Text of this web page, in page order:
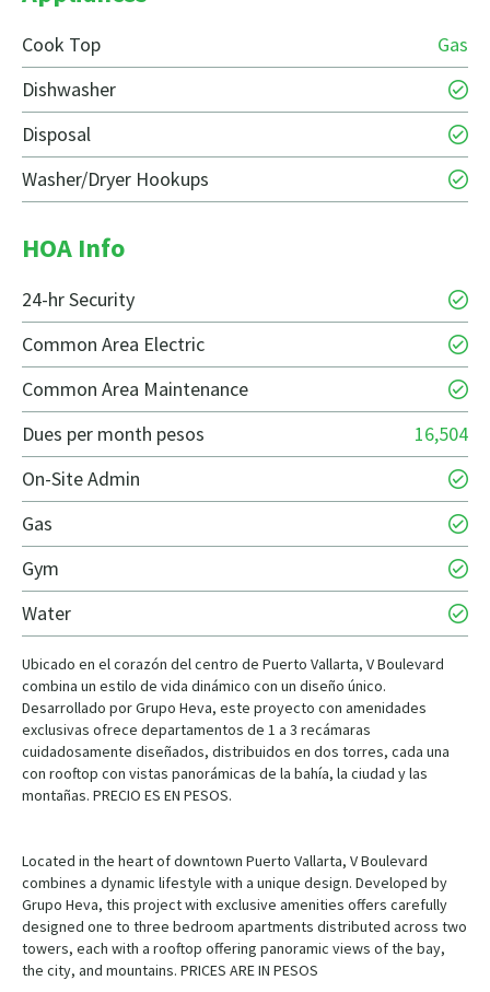
Cook Top
Gas
Dishwasher
Disposal
Washer/Dryer Hookups
HOA Info
24-hr Security
Common Area Electric
Common Area Maintenance
Dues per month pesos
16,504
On-Site Admin
Gas
Gym
Water
Ubicado en el corazón del centro de Puerto Vallarta, V Boulevard
combina un estilo de vida dinámico con un diseño único.
Desarrollado por Grupo Heva, este proyecto con amenidades
exclusivas ofrece departamentos de 1 a 3 recámaras
cuidadosamente diseñados, distribuidos en dos torres, cada una
con rooftop con vistas panorámicas de la bahía, la ciudad y las
montañas. PRECIO ES EN PESOS.
Located in the heart of downtown Puerto Vallarta, V Boulevard
combines a dynamic lifestyle with a unique design. Developed by
Grupo Heva, this project with exclusive amenities offers carefully
designed one to three bedroom apartments distributed across two
towers, each with a rooftop offering panoramic views of the bay,
the city, and mountains. PRICES ARE IN PESOS